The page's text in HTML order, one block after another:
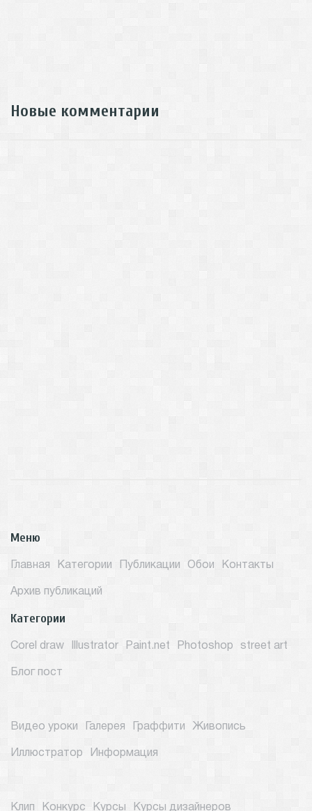
Новые комментарии
Меню
Главная Категории Публикации Обои Контакты
Архив публикаций
Категории
Corel draw Illustrator Paint.net Photoshop street art
Блог пост
Видео уроки Галерея Граффити Живопись
Иллюстратор Информация
Клип Конкурс Курсы Курсы дизайнеров